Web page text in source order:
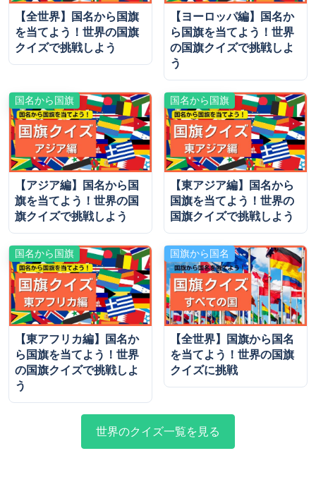
【全世界】国名から国旗
を当てよう！世界の国旗
クイズで挑戦しよう
【ヨーロッパ編】国名か
ら国旗を当てよう！世界
の国旗クイズで挑戦しよ
う
国名から国旗
【アジア編】国名から国
旗を当てよう！世界の国
旗クイズで挑戦しよう
国名から国旗
【東アジア編】国名から
国旗を当てよう！世界の
国旗クイズで挑戦しよう
国名から国旗
【東アフリカ編】国名か
ら国旗を当てよう！世界
の国旗クイズで挑戦しよ
う
国旗から国名
【全世界】国旗から国名
を当てよう！世界の国旗
クイズに挑戦
世界のクイズ一覧を見る